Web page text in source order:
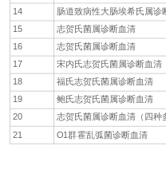
14
肠道致病性大肠埃希氏属诊
15
志贺氏菌属诊断血清
16 志贺氏菌属诊断血清
17
宋内氏志贺氏菌属诊断血清
18
福氏志贺氏菌属诊断血清
19
鲍氏志贺氏菌属诊断血清
20
志贺氏菌属诊断血清（四种
21
O1群霍乱弧菌诊断血清